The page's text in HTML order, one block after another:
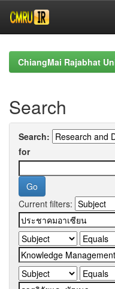
navigationChiangMai Rajabhat
Search
Search:
for
Current filters: